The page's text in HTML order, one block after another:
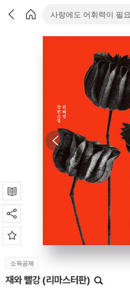
소득공제
재와 빨강 (리마스터판)